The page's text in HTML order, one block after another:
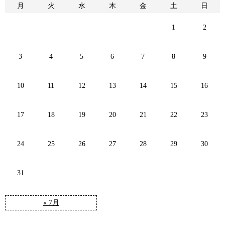
月 火 水 木 金 土 日
« 7月
1 2
3 4 5 6 7 8 9
10 11 12 13 14 15 16
17 18 19 20 21 22 23
24 25 26 27 28 29 30
31